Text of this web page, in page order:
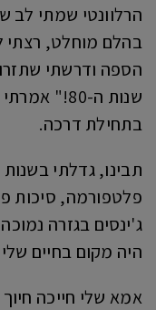
הרלוונטי שמתי לב
בהלם מוחלט,
הספה ודרשתי
שנות ה-
בתחילת דרכה.
פלטפורמה, סיכות
ג'ינסים בגזרה
היה מקום בחיים
אמא שלי חייכה